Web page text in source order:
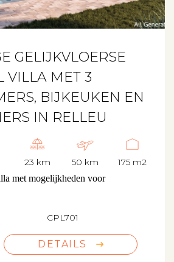
GELIJKVLOERSE
VILLA MET 3
BIJKEUKEN EN
IN RELLEU
23 km 50 km 175 m2
met mogelijkheden voor
CPL701
DETAILS